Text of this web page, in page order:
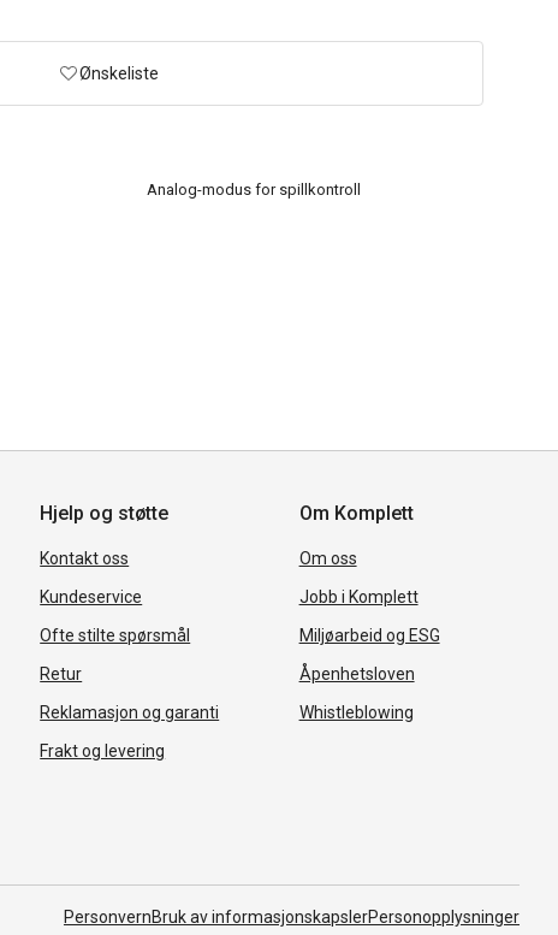
Analog-modus for spillkontroll
Ønskeliste
Hjelp og støtte
Kontakt oss
Kundeservice
Ofte stilte spørsmål
Retur
Reklamasjon og garanti
Frakt og levering
Om Komplett
Om oss
Jobb i Komplett
Miljøarbeid og ESG
Åpenhetsloven
Whistleblowing
PersonvernBruk av informasjonskapslerPersonopplysninger